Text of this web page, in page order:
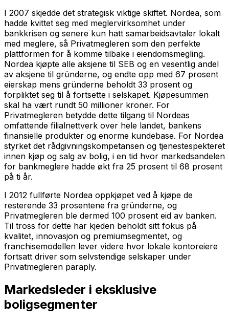
I 2007 skjedde det strategisk viktige skiftet. Nordea, som
hadde kvittet seg med meglervirksomhet under
bankkrisen og senere kun hatt samarbeidsavtaler lokalt
med meglere, så Privatmegleren som den perfekte
plattformen for å komme tilbake i eiendomsmegling.
Nordea kjøpte alle aksjene til SEB og en vesentlig andel
av aksjene til gründerne, og endte opp med 67 prosent
eierskap mens gründerne beholdt 33 prosent og
forpliktet seg til å fortsette i selskapet. Kjøpesummen
skal ha vært rundt 50 millioner kroner. For
Privatmegleren betydde dette tilgang til Nordeas
omfattende filialnettverk over hele landet, bankens
finansielle produkter og enorme kundebase. For Nordea
styrket det rådgivningskompetansen og tjenestespekteret
innen kjøp og salg av bolig, i en tid hvor markedsandelen
for bankmeglere hadde økt fra 25 prosent til 68 prosent
på ti år.
I 2012 fullførte Nordea oppkjøpet ved å kjøpe de
resterende 33 prosentene fra gründerne, og
Privatmegleren ble dermed 100 prosent eid av banken.
Til tross for dette har kjeden beholdt sitt fokus på
kvalitet, innovasjon og premiumsegmentet, og
franchisemodellen lever videre hvor lokale kontoreiere
fortsatt driver som selvstendige selskaper under
Privatmegleren paraply.
Markedsleder i eksklusive
boligsegmenter